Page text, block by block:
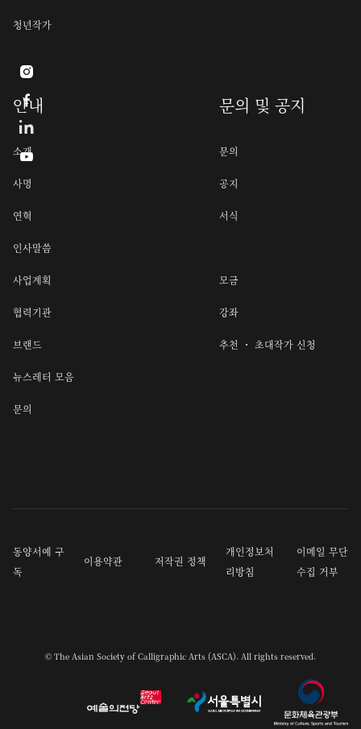
청년작가
안내
소개
사명
연혁
인사말씀
사업계획
협력기관
브랜드
뉴스레터 모음
문의
문의 및 공지
문의
공지
서식
모금
강좌
추천 ・ 초대작가 신청
동양서예 구
독
이용약관 저작권 정책
개인정보처
리방침
이메일 무단
수집 거부
© The Asian Society of Calligraphic Arts (ASCA). All rights reserved.


